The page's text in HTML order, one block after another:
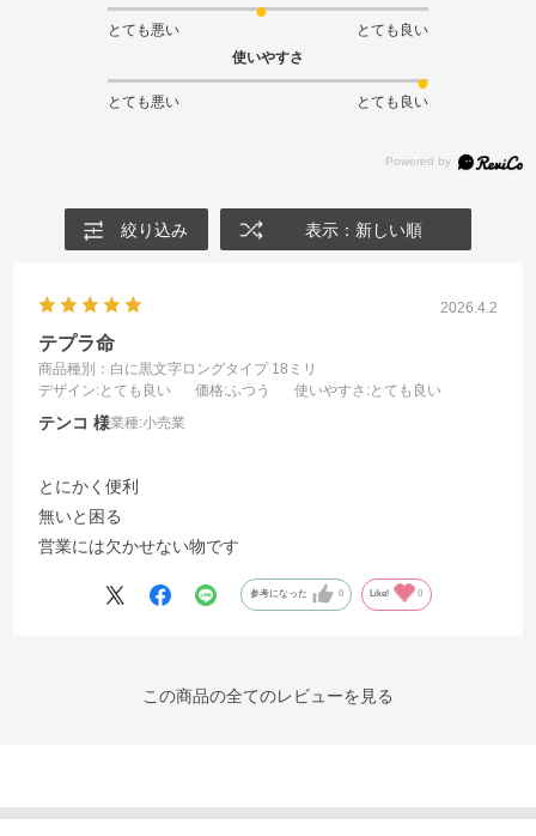
とても悪い
とても良い
使いやすさ
とても悪い とても良い
絞り込み 表示：新しい順
2026.4.2
テプラ命
商品種別：白に黒文字ロングタイプ 18ミリ
デザイン:とても良い 価格:ふつう 使いやすさ :とても良い
テンコ 業種:小売業
とにかく便利
無いと困る
営業には欠かせない物です
参考になった 0 Like! 0
この商品の全てのレビューを見る